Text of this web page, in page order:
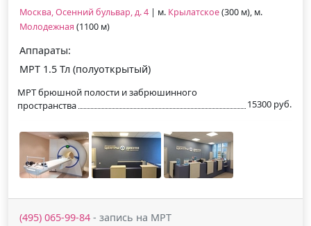
Москва, Осенний бульвар, д. 4 | м. Крылатское(300 м), м.
Молодежная (1100 м)
Аппараты:
МРТ 1.5 Тл (полуоткрытый)
МРТ брюшной полости и забрюшинного
пространства
15300 руб.
(495) 065-99-84 - запись на МРТ